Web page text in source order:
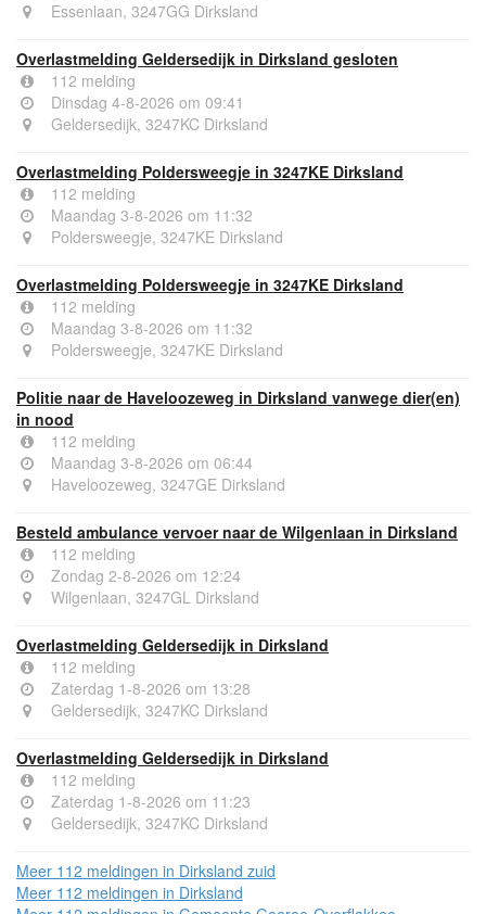
Essenlaan, 3247GG Dirksland
Overlastmelding Geldersedijk in Dirksland gesloten
112 melding
Dinsdag 4-8-2026 om 09:41
Geldersedijk, 3247KC Dirksland
Overlastmelding Poldersweegje in 3247KE Dirksland
112 melding
Maandag 3-8-2026 om 11:32
Poldersweegje, 3247KE Dirksland
Overlastmelding Poldersweegje in 3247KE Dirksland
112 melding
Maandag 3-8-2026 om 11:32
Poldersweegje, 3247KE Dirksland
Politie naar de Haveloozeweg in Dirksland vanwege dier(en)
in nood
112 melding
Maandag 3-8-2026 om 06:44
Haveloozeweg, 3247GE Dirksland
Besteld ambulance vervoer naar de Wilgenlaan in Dirksland
112 melding
Zondag 2-8-2026 om 12:24
Wilgenlaan, 3247GL Dirksland
Overlastmelding Geldersedijk in Dirksland
112 melding
Zaterdag 1-8-2026 om 13:28
Geldersedijk, 3247KC Dirksland
Overlastmelding Geldersedijk in Dirksland
112 melding
Zaterdag 1-8-2026 om 11:23
Geldersedijk, 3247KC Dirksland
Meer 112 meldingen in Dirksland zuid
Meer 112 meldingen in Dirksland